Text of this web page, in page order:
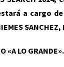
a cargo de
«A LO GRANDE».